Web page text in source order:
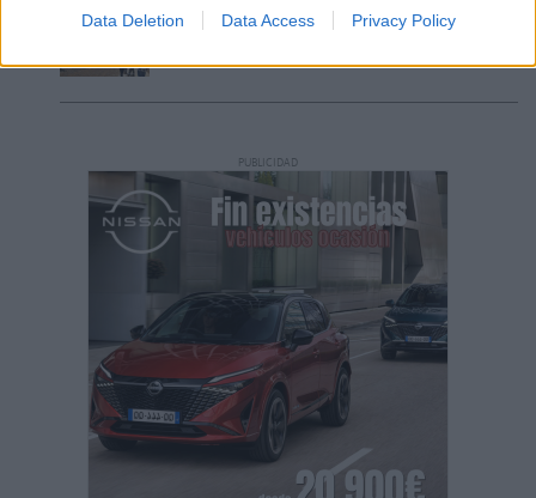
Data Deletion Data Access Privacy Policy
PUBLICIDAD